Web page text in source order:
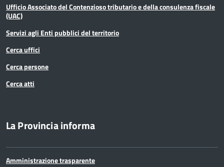
Ufficio Associato del Contenzioso tributario e della consulenza fiscale
(UAC)
Servizi agli Enti pubblici del territorio
Cerca uffici
Cerca persone
Cerca atti
La Provincia informa
Amministrazione trasparente